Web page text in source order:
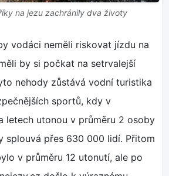
na jezu zachránily dva životy
vodáci neměli riskovat jízdu na
by si počkat na setrvalejší
nehody zůstává vodní turistika
sportů, kdy v
letech utonou v průměru 2 osoby
splouvá přes 630 000 lidí. Přitom
v průměru 12 utonutí, ale po